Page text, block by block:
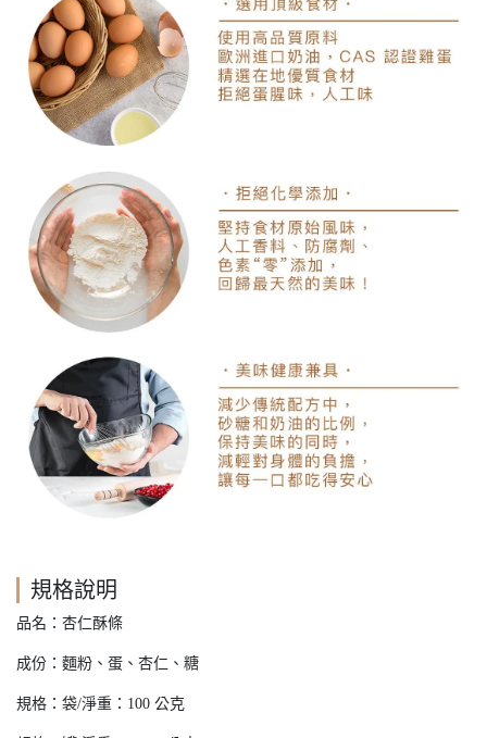
規格說明
品名：杏仁酥條
成份：麵粉、蛋、杏仁、糖
規格：袋/淨重：100 公克